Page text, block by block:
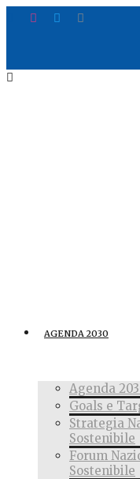
AGENDA 2030
Agenda
Goals e
Strategia
Sostenibile
Forum
Sostenibile